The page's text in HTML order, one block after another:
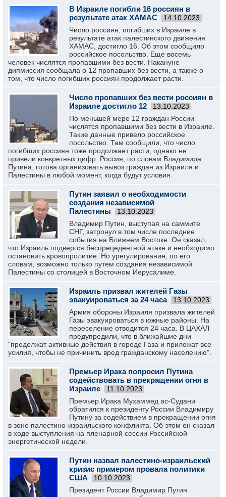
В Израиле погибли 16 россиян в
результате атак ХАМАС
14.10.2023
Число россиян, погибших в Израиле в
результате атак палестинского движения
ХАМАС, достигло 16. Об этом сообщило
российское посольство. Еще восемь
человек числятся пропавшими без вести. Накануне
дипмиссия сообщала о 12 пропавших без вести, а также о
том, что число погибших россиян продолжает расти.
Число пропавших без вести россиян в
Израиле достигло 12
13.10.2023
По меньшей мере 12 граждан России
числятся пропавшими без вести в Израиле.
Такие данные привело российское
посольство. Там сообщили, что число
погибших россиян тоже продолжает расти, однако не
привели конкретных цифр. Россия, по словам Владимира
Путина, готова организовать вывоз граждан из Израиля и
Палестины в любой момент, когда будут условия.
Путин заявил о необходимости
создания независимой
Палестины
13.10.2023
Владимир Путин, выступая на саммите
СНГ, затронул в том числе последние
события на Ближнем Востоке. Он сказал,
что Израиль подвергся беспрецедентной атаке и необходимо
остановить кровопролитие. Но урегулирование, по его
словам, возможно только путем создания независимой
Палестины со столицей в Восточном Иерусалиме.
Израиль призвал жителей Газы
эвакуироваться за 24 часа
13.10.2023
Армия обороны Израиля призвала жителей
Газы эвакуироваться в южные районы. На
переселение отводится 24 часа. В ЦАХАЛ
предупредили, что в ближайшие дни
"продолжат активные действия в городе Газа и приложат все
усилия, чтобы не причинить вред гражданскому населению".
Премьер Ирака попросил Путина
содействовать в прекращении огня в
Израиле
11.10.2023
Премьер Ирака Мухаммед ас-Судани
обратился к президенту России Владимиру
Путину за содействием в прекращении огня
в зоне палестино-израильского конфликта. Об этом он сказал
в ходе выступления на пленарной сессии Российской
энергетической недели.
Путин назвал палестино-израильский
кризис примером провала политики
США
10.10.2023
Президент России Владимир Путин